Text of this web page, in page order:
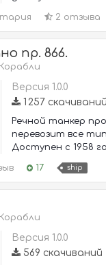
2 отзыва
пр. 866.
Корабли
Версия 1.0.0
1 257 скачиваний
Речной танкер
перевозит все
Доступен с 1958
17 ship
Корабли
Версия 1.0.0
569 скачиваний